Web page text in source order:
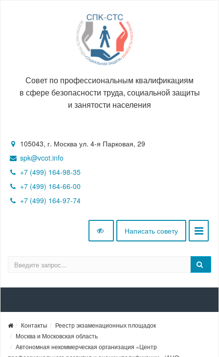
Совет по профессиональным квалификациям
в сфере безопасности труда, социальной защиты
и занятости населения
105043, г. Москва ул. 4-я Парковая, 29
spk@vcot.info
+7 (499) 164-98-35
+7 (499) 164-66-00
+7 (499) 164-97-74
Написать совету
Контакты
Реестр экзаменационных площадок
Москва и Московская область
Автономная некоммерческая организация «Центр